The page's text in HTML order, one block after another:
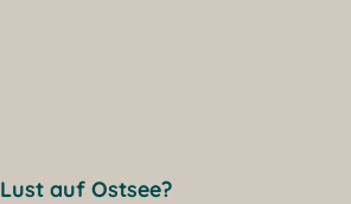
Lust auf Ostsee?